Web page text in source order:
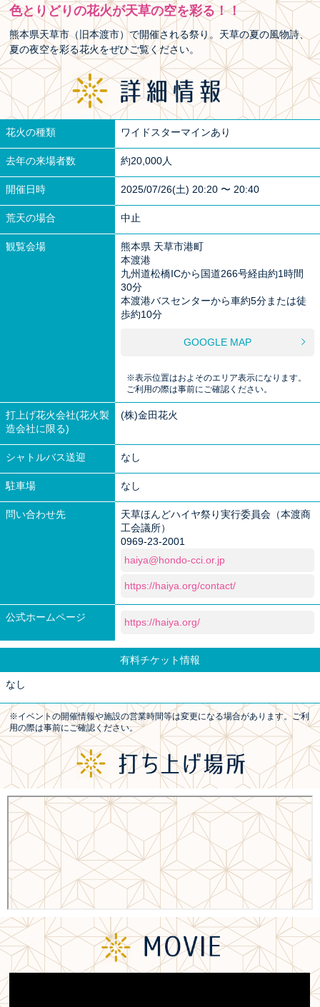
色とりどりの花火が天草の空を彩る！！
熊本県天草市（旧本渡市）で開催される祭り。天草の夏の風物詩、
夏の夜空を彩る花火をぜひご覧ください。
花火の種類 ワイドスターマインあり
去年の来場者数 約20,000人
開催日時 2025/07/26(土) 20:20 〜 20:40
荒天の場合 中止
観覧会場
熊本県 天草市港町
本渡港
九州道松橋ICから国道266号経由約1時間
30分
本渡港バスセンターから車約5分または徒
歩約10分
GOOGLE MAP
※表示位置はおよそのエリア表示になります。
ご利用の際は事前にご確認ください。
打上げ花火会社(花火製
造会社に限る)
(株)金田花火
シャトルバス送迎 なし
駐車場 なし
問い合わせ先
天草ほんどハイヤ祭り実行委員会（本渡商
工会議所）
0969-23-2001
haiya@hondo-cci.or.jp
https://haiya.org/contact/
公式ホームページ https://haiya.org/
有料チケット情報
なし
※イベントの開催情報や施設の営業時間等は変更になる場合があります。ご利
用の際は事前にご確認ください。